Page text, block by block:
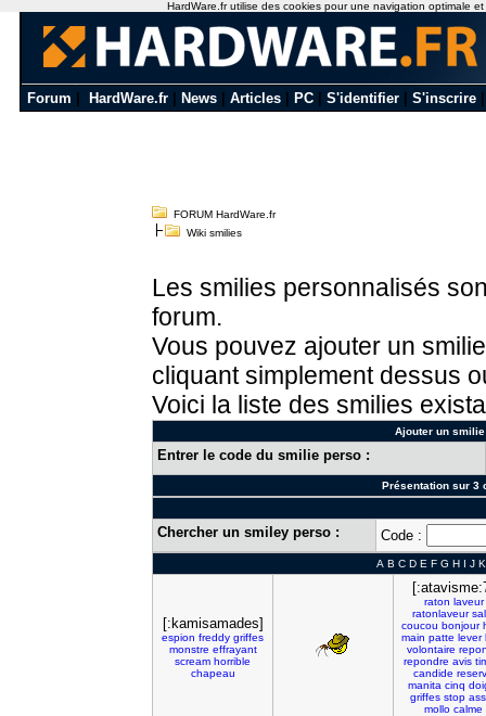
Forum HardWare.fr News Articles PC S'identifier S'inscrire
FORUM HardWare.fr
Wiki smilies
Les smilies personnalisés
forum.
Vous pouvez ajouter un
cliquant simplement dessus
Voici la liste des smilies
Ajouter un
Entrer le code du smilie perso :
Présentation sur 3
Chercher un smiley perso : Code :
A B C D E F G H I J K
[:kamisamades]
espion freddy griffes
monstre effrayant
scream horrible
chapeau
raton laveur
ratonlaveur
coucou bonjour
main patte lever
volontaire
repondre avis
candide
manita cinq
griffes stop
mollo calme
HardWare.fr utilise des cookies pour une navigation optimale